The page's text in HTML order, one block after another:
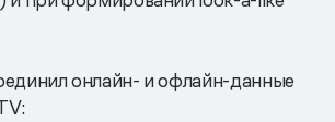
онлайн- и офлайн-данные